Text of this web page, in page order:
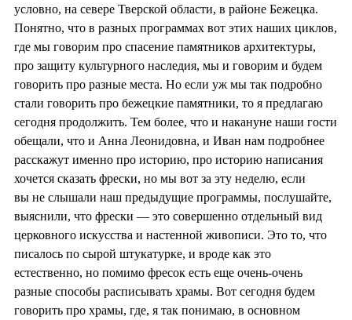
условно, на севере Тверской области, в районе Бежецка.
Понятно, что в разных программах вот этих наших циклов,
где мы говорим про спасение памятников архитектуры,
про защиту культурного наследия, мы и говорим и будем
говорить про разные места. Но если уж мы так подробно
стали говорить про бежецкие памятники, то я предлагаю
сегодня продолжить. Тем более, что и накануне наши гости
обещали, что и Анна Леонидовна, и Иван нам подробнее
расскажут именно про историю, про историю написания
хочется сказать фрески, но мы вот за эту неделю, если
вы не слышали наш предыдущие программы, послушайте,
выяснили, что фрески — это совершенно отдельный вид
церковного искусства и настенной живописи. Это то, что
писалось по сырой штукатурке, и вроде как это
естественно, но помимо фресок есть еще очень-очень
разные способы расписывать храмы. Вот сегодня будем
говорить про храмы, где, я так понимаю, в основном